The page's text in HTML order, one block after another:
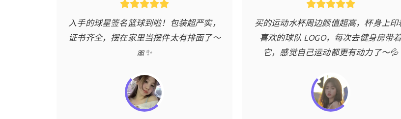
入手的球星签名篮球到啦！包装超严实，
证书齐全，摆在家里当摆件太有排面了～
🎀✨
买的运动水杯周边颜值超高，杯身上印
喜欢的球队 LOGO，每次去健身房带
它，感觉自己运动都更有动力了～💦